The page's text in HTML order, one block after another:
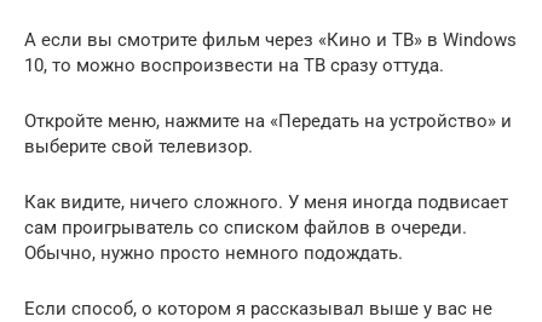
А если вы смотрите фильм через «Кино и ТВ» в Windows
10, то можно воспроизвести на ТВ сразу оттуда.
Откройте меню, нажмите на «Передать на устройство» и
выберите свой телевизор.
Как видите, ничего сложного. У меня иногда подвисает
сам проигрыватель со списком файлов в очереди.
Обычно, нужно просто немного подождать.
Если способ, о котором я рассказывал выше у вас не